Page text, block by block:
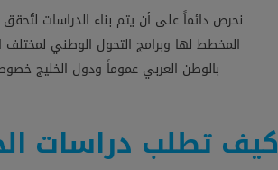
نحرص دائماً على أن يتم بناء الدراسات لتُحقق
المخطط لها وبرامج التحول الوطني لمختلف
بالوطن العربي عموماً ودول الخليج
كيف تطلب دراسات